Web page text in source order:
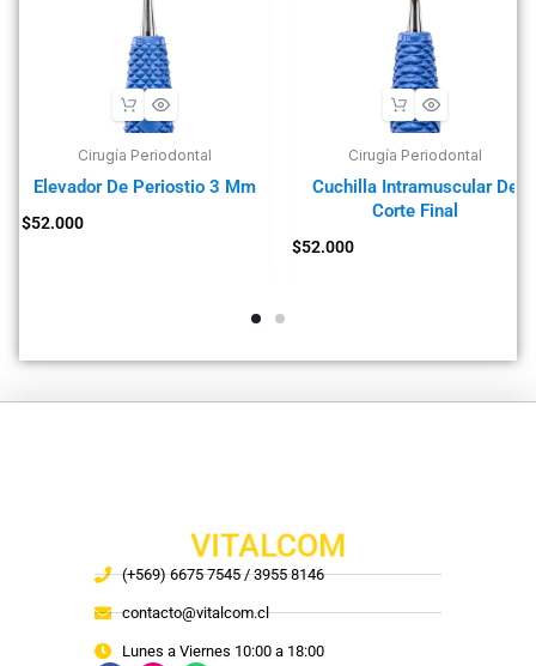
Cirugía Periodontal
Elevador De Periostio 3 Mm
$52.000
Cirugía Periodontal
Cuchilla Intramuscular De
Corte Final
$52.000
VITALCOM
(+569) 6675 7545 / 3955 8146
contacto@vitalcom.cl
Lunes a Viernes 10:00 a 18:00